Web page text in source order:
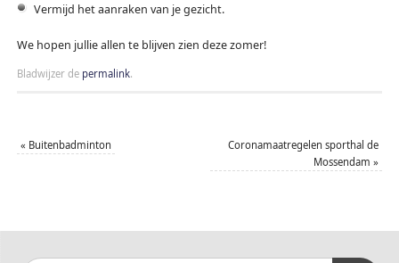
Vermijd het aanraken van je gezicht.
We hopen jullie allen te blijven zien deze zomer!
Bladwijzer de permalink.
« Buitenbadminton
Coronamaatregelen sporthal de
Mossendam»